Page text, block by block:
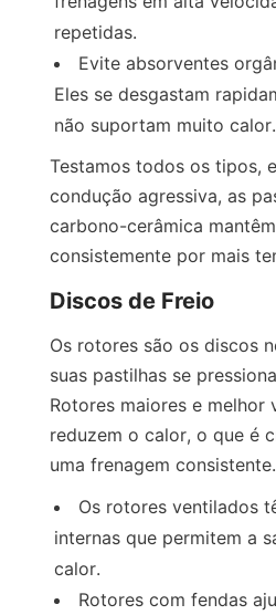
repetidas.
Evite absorventes
Eles se desgastam
não suportam muito calor.
Testamos todos os tipos,
condução agressiva, as
carbono-cerâmica
consistemente por mais
Discos de Freio
Os rotores são os discos
suas pastilhas se
Rotores maiores e melhor
reduzem o calor, o que é
uma frenagem consistente.
Os rotores ventilados
internas que permitem a
calor.
Rotores com fendas